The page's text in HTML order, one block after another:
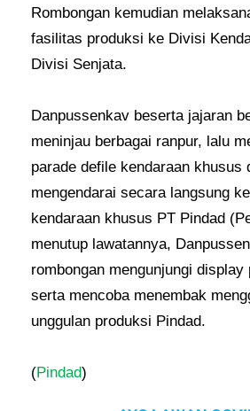
Rombongan kemudian
fasilitas produksi ke Divisi
Divisi Senjata.
Danpussenkav beserta jajaran
meninjau berbagai ranpur, lalu
parade defile kendaraan khusus
mengendarai secara langsung
kendaraan khusus PT Pindad
menutup lawatannya,
rombongan mengunjungi
serta mencoba menembak
unggulan produksi Pindad.
(Pindad)